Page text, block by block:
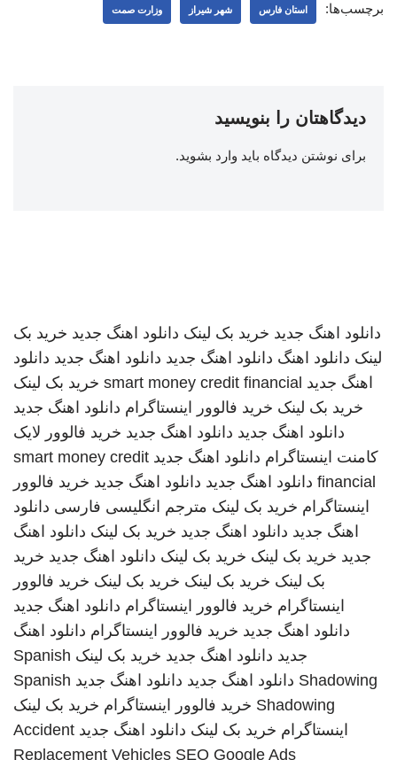
برچسب‌ها: استان فارس شهر شیراز وزارت صمت
دیدگاهتان را بنویسید
برای نوشتن دیدگاه باید وارد بشوید.
دانلود اهنگ جدید خرید بک لینک دانلود اهنگ جدید خرید بک
لینک دانلود اهنگ دانلود اهنگ جدید دانلود اهنگ جدید دانلود
اهنگ جدید smart money credit financial خرید بک لینک
خرید بک لینک خرید فالوور اینستاگرام دانلود اهنگ جدید
دانلود اهنگ جدید دانلود اهنگ جدید خرید فالوور لایک
کامنت اینستاگرام دانلود اهنگ جدید smart money credit
financial دانلود اهنگ جدید دانلود اهنگ جدید خرید فالوور
اینستاگرام خرید بک لینک مترجم انگلیسی فارسی دانلود
اهنگ جدید دانلود اهنگ جدید خرید بک لینک دانلود اهنگ
جدید خرید بک لینک خرید بک لینک دانلود اهنگ جدید خرید
بک لینک خرید بک لینک خرید بک لینک خرید فالوور
اینستاگرام خرید فالوور اینستاگرام دانلود اهنگ جدید
دانلود اهنگ جدید خرید فالوور اینستاگرام دانلود اهنگ
جدید دانلود اهنگ جدید خرید بک لینک Spanish
Shadowing دانلود اهنگ جدید دانلود اهنگ جدید Spanish
Shadowing خرید فالوور اینستاگرام خرید بک لینک
اینستاگرام خرید بک لینک دانلود اهنگ جدید Accident
Replacement Vehicles SEO Google Ads